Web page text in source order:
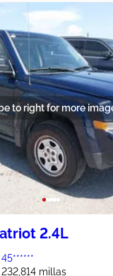
to right for more
2.4L
45******
232,814 millas